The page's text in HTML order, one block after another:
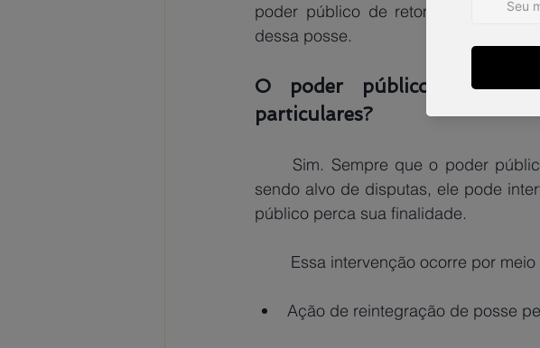
poder público de retomar o bem a
dessa posse.
O poder público pode
particulares?
Sim. Sempre que o poder
sendo alvo de disputas, ele pode
público perca sua finalidade.
Essa intervenção ocorre por
Ação de reintegração de posse